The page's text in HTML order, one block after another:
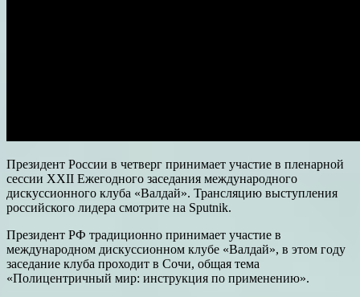
Президент России в четверг принимает участие в пленарной
сессии XXII Ежегодного заседания международного
дискуссионного клуба «Валдай». Трансляцию выступления
российского лидера смотрите на Sputnik.
Президент РФ традиционно принимает участие в
международном дискуссионном клубе «Валдай», в этом году
заседание клуба проходит в Сочи, общая тема
«Полицентричный мир: инструкция по применению».